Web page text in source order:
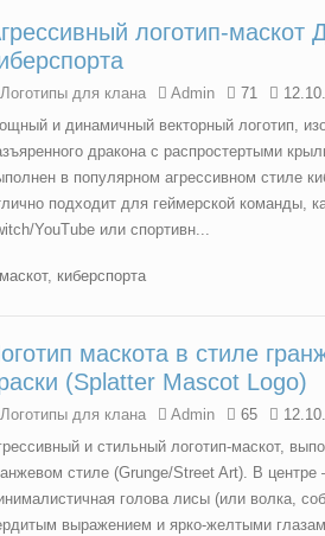
логотип-маскот
Логотипы для клана Admin 71
и динамичный векторный логотип,
дракона с распростертыми
в популярном агрессивном стиле
подходит для геймерской команды,
YouTube или спортивн...
, киберспорта
маскота в стиле
(Splatter Mascot Logo)
Логотипы для клана Admin 65
и стильный логотип-маскот,
стиле (Grunge/Street Art). В центре
голова лисы (или волка,
выражением и ярко-желтыми